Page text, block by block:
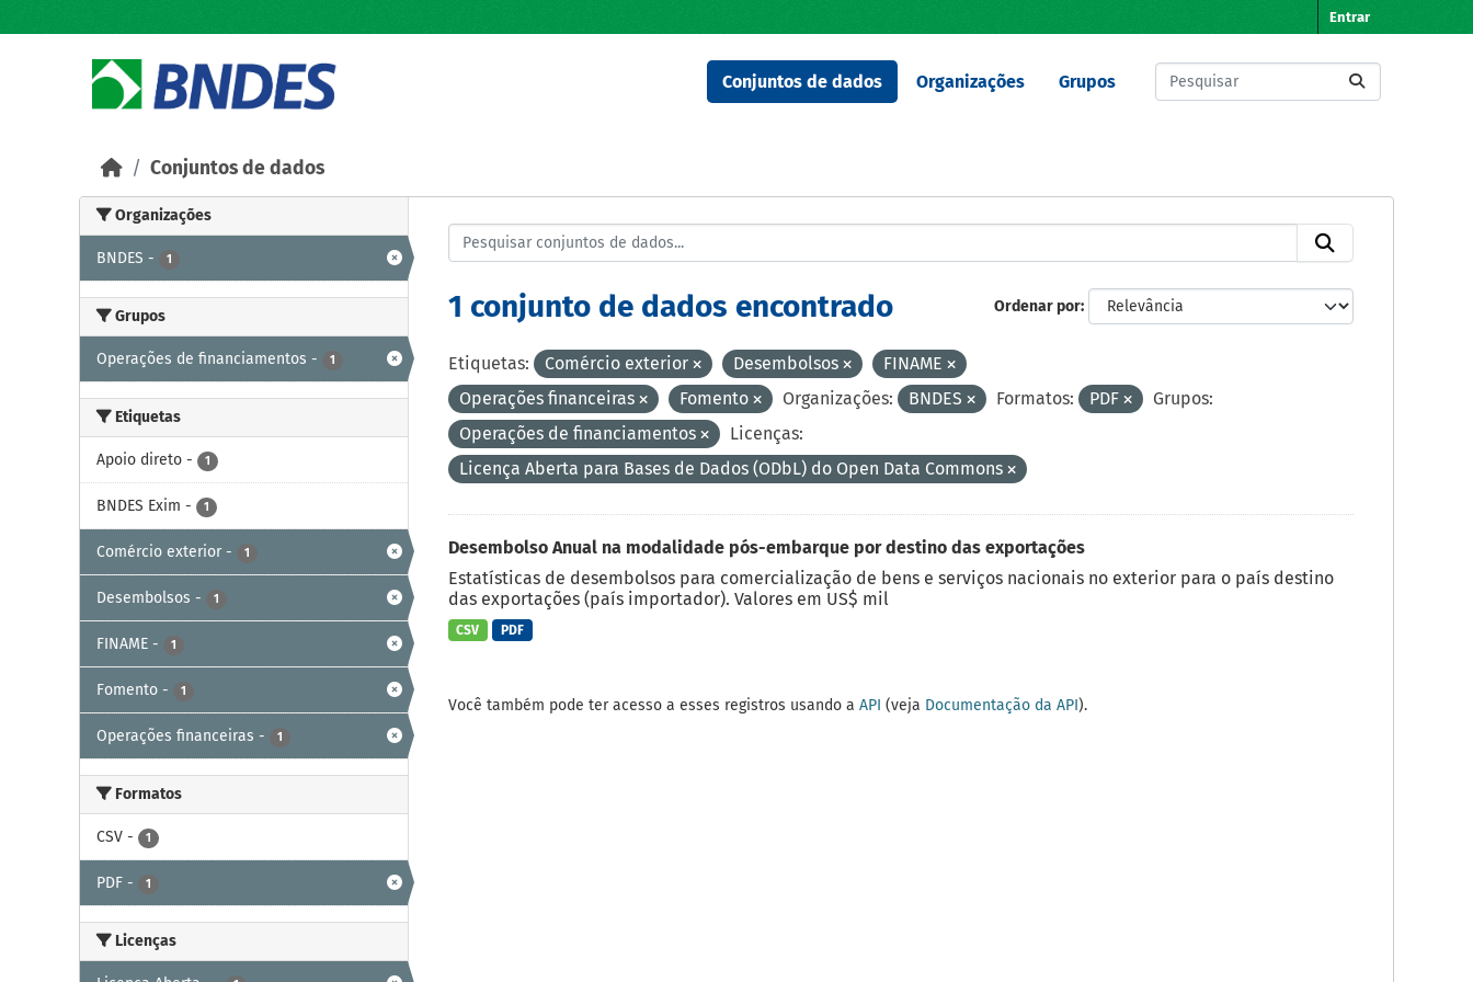
Entrar
Conjuntos de dados Organizações Grupos
Conjuntos de dados
Organizações
BNDES - 1
Grupos
Operações de financiamentos - 1
Etiquetas
Apoio direto - 1
BNDES Exim - 1
Comércio exterior - 1
Desembolsos - 1
FINAME - 1
Fomento - 1
Operações financeiras - 1
Formatos
CSV - 1
PDF - 1
Licenças
Ordenar por
1 conjunto de dados encontrado
Etiquetas: Comércio exterior Desembolsos
FINAME
Operações financeiras
Fomento Organizações: BNDES Formatos: PDF
Grupos:
Operações de financiamentos
Licenças:
Licença Aberta para Bases de Dados (ODbL) do Open Data Commons
Desembolso Anual na modalidade pós-embarque por destino das exportações
Estatísticas de desembolsos para comercialização de bens e serviços nacionais no exterior para o país destino
das exportações (país importador). Valores em US$ mil
CSV PDF
Você também pode ter acesso a esses registros usando a API (veja Documentação da API).